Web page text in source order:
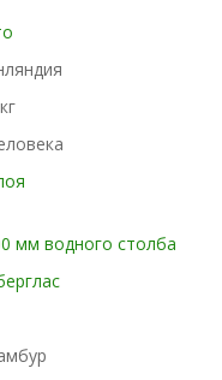
мм водного столба